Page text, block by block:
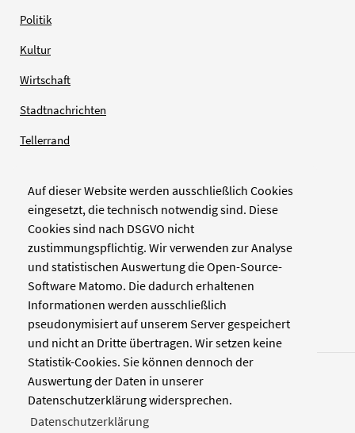
Auf dieser Website werden ausschließlich Cookies
eingesetzt, die technisch notwendig sind. Diese
Cookies sind nach DSGVO nicht
zustimmungspflichtig. Wir verwenden zur Analyse
und statistischen Auswertung die Open-Source-
Software Matomo. Die dadurch erhaltenen
Informationen werden ausschließlich
pseudonymisiert auf unserem Server gespeichert
und nicht an Dritte übertragen. Wir setzen keine
Statistik-Cookies. Sie können dennoch der
Auswertung der Daten in unserer
Datenschutzerklärung widersprechen.
Datenschutzerklärung
Politik
Kultur
Wirtschaft
Stadtnachrichten
Tellerrand
Verlag
Pinienstraße 2
40233 Düsseldorf
www.zellwerk.com